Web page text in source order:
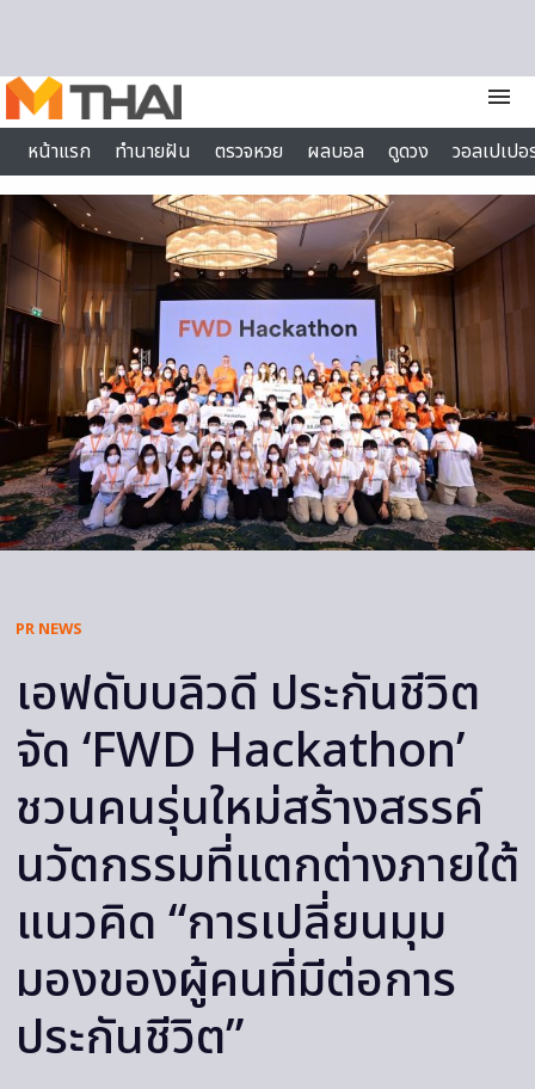
menu
หน้าแรก
ทำนายฝัน ตรวจหวย ผลบอล ดูดวง
วอลเปเป
ไลฟ์สไตล์
PR NEWS
เอฟดับบลิวดี ประกันชีวิต
จัด ‘FWD Hackathon’
ชวนคนรุ่นใหม่สร้างสรรค์
นวัตกรรมที่แตกต่างภายใต้
แนวคิด “การเปลี่ยนมุม
มองของผู้คนที่มีต่อการ
ประกันชีวิต”